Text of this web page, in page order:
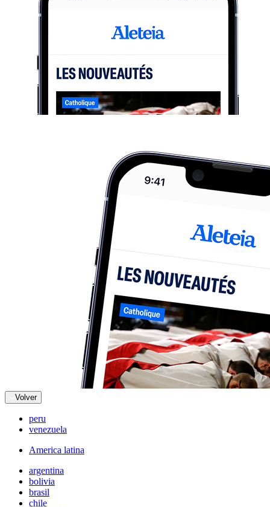
Volver
peru
venezuela
America latina
argentina
bolivia
brasil
chile